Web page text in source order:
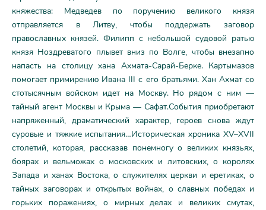
княжества: Медведев по поручению великого князя
отправляется в Литву, чтобы поддержать заговор
православных князей. Филипп с небольшой судовой ратью
князя Ноздреватого плывет вниз по Волге, чтобы внезапно
напасть на столицу хана Ахмата-Сарай-Берке. Картымазов
помогает примирению Ивана III с его братьями. Хан Ахмат со
стотысячным войском идет на Москву. Но рядом с ним —
тайный агент Москвы и Крыма — Сафат.События приобретают
напряженный, драматический характер, героев снова ждут
суровые и тяжкие испытания…Историческая хроника XV–XVII
столетий, которая, рассказав понемногу о великих князьях,
боярах и вельможах о московских и литовских, о королях
Запада и ханах Востока, о служителях церкви и еретиках, о
тайных заговорах и открытых войнах, о славных победах и
горьких поражениях, о мирных делах и великих смутах,